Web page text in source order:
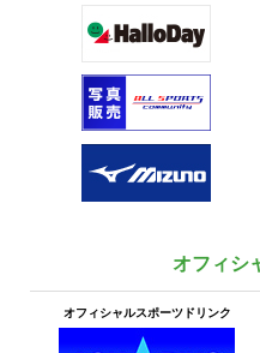
オフィシ
オフィシャルスポーツドリンク